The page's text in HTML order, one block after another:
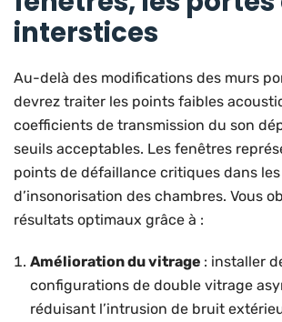
interstices
Au-delà des modifications des murs
devrez traiter les points faibles
coefficients de transmission du son
seuils acceptables. Les fenêtres
points de défaillance critiques dans
d’insonorisation des chambres. Vous
résultats optimaux grâce à :
Amélioration du vitrage : installer
configurations de double vitrage
réduisant l’intrusion de bruit